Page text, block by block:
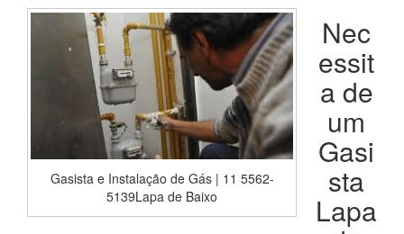
Gasista e Instalação de Gás | 11 5562-
5139Lapa de Baixo
Nec
essit
a de
um
Gasi
sta
Lapa